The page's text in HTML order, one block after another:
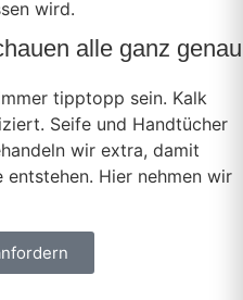
wird.
alle ganz genau
tipptopp sein. Kalk
Seife und Handtücher
wir extra, damit
entstehen. Hier nehmen wir